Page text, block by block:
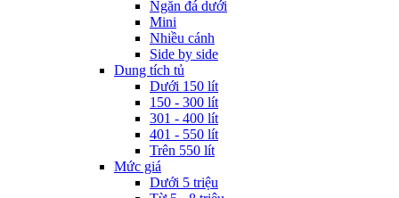
Ngăn đá dưới
Mini
Nhiều cánh
Side by side
Dung tích tủ
Dưới 150 lít
150 - 300 lít
301 - 400 lít
401 - 550 lít
Trên 550 lít
Mức giá
Dưới 5 triệu